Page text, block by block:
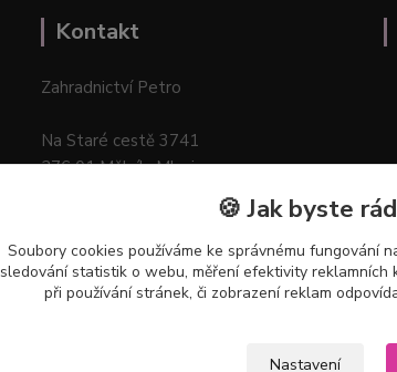
Kontakt
Zahradnictví Petro
Na Staré cestě 3741
276 01 Mělník–Mlazice
🍪 Jak byste
Soubory cookies používáme ke správnému fungování
sledování statistik o webu, měření efektivity
při používání stránek, či zobrazení reklam
Nastavení